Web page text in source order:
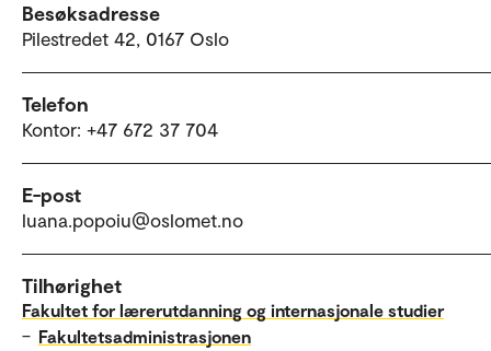
Besøksadresse
Pilestredet 42, 0167 Oslo
Telefon
Kontor: +47 672 37 704
E-post
luana.popoiu@oslomet.no
Tilhørighet
Fakultet for lærerutdanning og internasjonale studier
– Fakultetsadministrasjonen